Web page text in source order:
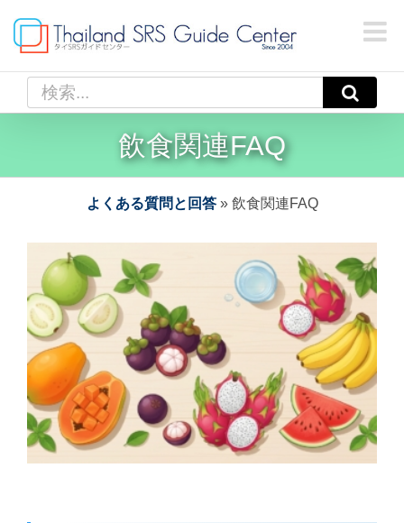
content
索
飲食関連FAQ
よくある質問と回答» 飲食関連FAQ